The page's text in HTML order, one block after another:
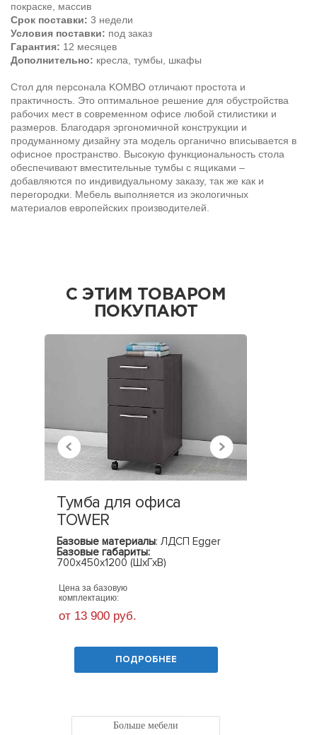
покраске, массив
Срок поставки: 3 недели
Условия поставки: под заказ
Гарантия: 12 месяцев
Дополнительно: кресла, тумбы, шкафы
Стол для персонала KOMBO отличают простота и
практичность. Это оптимальное решение для обустройства
рабочих мест в современном офисе любой стилистики и
размеров. Благодаря эргономичной конструкции и
продуманному дизайну эта модель органично вписывается в
офисное пространство. Высокую функциональность стола
обеспечивают вместительные тумбы с ящиками –
добавляются по индивидуальному заказу, так же как и
перегородки. Мебель выполняется из экологичных
материалов европейских производителей.
С ЭТИМ ТОВАРОМ
ПОКУПАЮТ
Тумба для офиса
TOWER
Базовые материалы: ЛДСП Egger
Базовые габариты:
700х450х1200 (ШхГхВ)
Цена за базовую
комплектацию:
от 13 900 руб.
ПОДРОБНЕЕ
Больше мебели